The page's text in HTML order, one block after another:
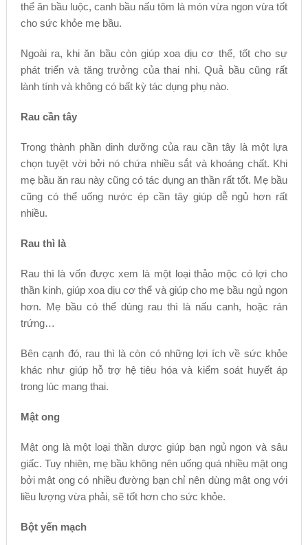
thể ăn bầu luộc, canh bầu nấu tôm là món vừa ngon vừa tốt
cho sức khỏe mẹ bầu.
Ngoài ra, khi ăn bầu còn giúp xoa dịu cơ thể, tốt cho sự
phát triển và tăng trưởng của thai nhi. Quả bầu cũng rất
lành tính và không có bất kỳ tác dụng phụ nào.
Rau cần tây
Trong thành phần dinh dưỡng của rau cần tây là một lựa
chọn tuyệt vời bởi nó chứa nhiều sắt và khoáng chất. Khi
mẹ bầu ăn rau này cũng có tác dụng an thần rất tốt. Mẹ bầu
cũng có thể uống nước ép cần tây giúp dễ ngủ hơn rất
nhiều.
Rau thì là
Rau thì là vốn được xem là một loại thảo mộc có lợi cho
thần kinh, giúp xoa dịu cơ thể và giúp cho mẹ bầu ngủ ngon
hơn. Mẹ bầu có thể dùng rau thì là nấu canh, hoặc rán
trứng…
Bên cạnh đó, rau thì là còn có những lợi ích về sức khỏe
khác như giúp hỗ trợ hệ tiêu hóa và kiểm soát huyết áp
trong lúc mang thai.
Mật ong
Mật ong là một loại thần dược giúp bạn ngủ ngon và sâu
giấc. Tuy nhiên, mẹ bầu không nên uống quá nhiều mật ong
bởi mật ong có nhiều đường bạn chỉ nên dùng mật ong với
liều lượng vừa phải, sẽ tốt hơn cho sức khỏe.
Bột yến mạch